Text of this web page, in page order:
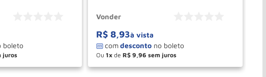
COMPRAR
Vonder
R$ 8,93à vista
Ou 1 de R$ 9 96
＋
－ COMPRAR